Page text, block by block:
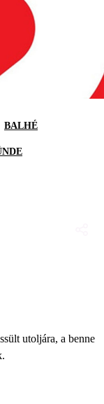
BALHÉ
utoljára, a benne